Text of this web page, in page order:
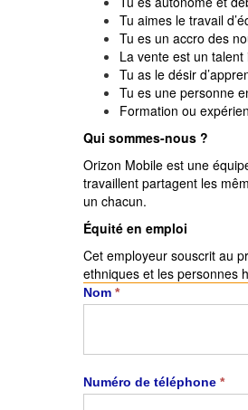
Tu aimes le travail
Tu es un accro des
La vente est un talent
Tu as le désir
Tu es une personne
Formation ou
Qui sommes-nous ?
Orizon Mobile est une
travaillent partagent les
un chacun.
Équité en emploi
Cet employeur souscrit au
ethniques et les personnes
Carrière
Nom *
Numéro de téléphone *